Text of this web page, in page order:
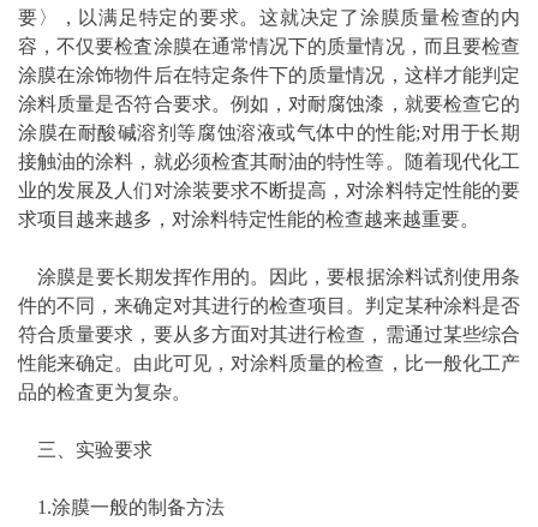
要〉，以满足特定的要求。这就决定了涂膜质量检查的内
容，不仅要检査涂膜在通常情况下的质量情况，而且要检查
涂膜在涂饰物件后在特定条件下的质量情况，这样才能判定
涂料质量是否符合要求。例如，对耐腐蚀漆，就要检查它的
涂膜在耐酸碱溶剂等腐蚀溶液或气体中的性能;对用于长期
接触油的涂料，就必须检査其耐油的特性等。随着现代化工
业的发展及人们对涂装要求不断提高，对涂料特定性能的要
求项目越来越多，对涂料特定性能的检查越来越重要。
涂膜是要长期发挥作用的。因此，要根据涂料试剂使用条
件的不同，来确定对其进行的检查项目。判定某种涂料是否
符合质量要求，要从多方面对其进行检查，需通过某些综合
性能来确定。由此可见，对涂料质量的检查，比一般化工产
品的检査更为复杂。
三、实验要求
1.涂膜一般的制备方法